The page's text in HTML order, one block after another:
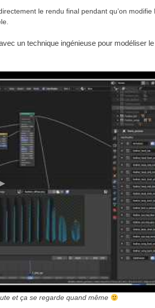
le rendu final pendant qu’on modifie
un technique ingénieuse pour modéliser
et ça se regarde quand même